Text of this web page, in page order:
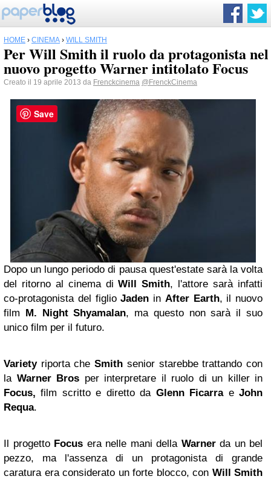
HOME › CINEMA › WILL SMITH
Per Will Smith il ruolo da protagonista nel
nuovo progetto Warner intitolato Focus
Creato il 19 aprile 2013 da Frenckcinema @FrenckCinema
Dopo un lungo periodo di pausa quest'estate sarà la volta
del ritorno al cinema diWill Smith, l'attore sarà infatti
co-protagonista del figlioJaden in After Earth, il nuovo
film M. Night Shyamalan, ma questo non sarà il suo
unico film per il futuro.
Variety riporta cheSmith senior starebbe trattando con
la Warner Bros per interpretare il ruolo di un killer in
Focus,film scritto e diretto da Glenn FicarraeJohn
Requa.
Il progetto Focus era nelle mani della Warner da un bel
pezzo, ma l'assenza di un protagonista di grande
caratura era considerato un forte blocco, con Will Smith
Save